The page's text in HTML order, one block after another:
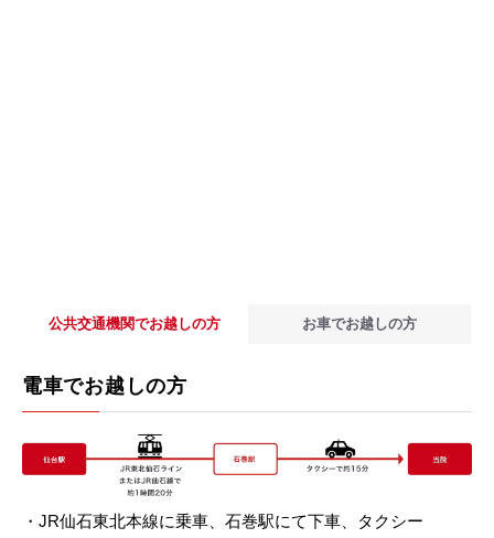
公共交通機関でお越しの方 お車でお越しの方
電車でお越しの方
・JR仙石東北本線に乗車、石巻駅にて下車、タクシー